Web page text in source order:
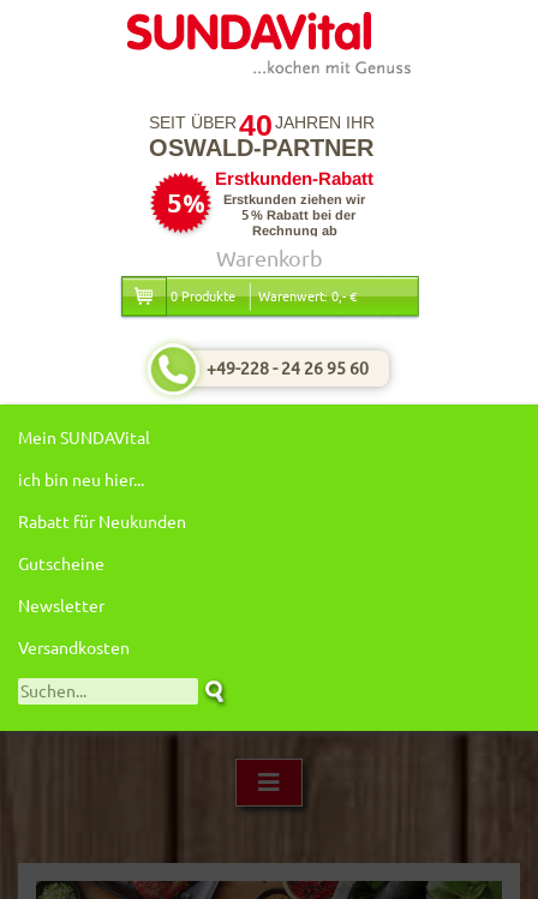
SEIT ÜBER40JAHREN IHR
OSWALD-PARTNER
Warenkorb
0 Produkte Warenwert: 0,- €
+49-228 - 24 26 95 60
Mein SUNDAVital
ich bin neu hier...
Rabatt für Neukunden
Gutscheine
Newsletter
Versandkosten